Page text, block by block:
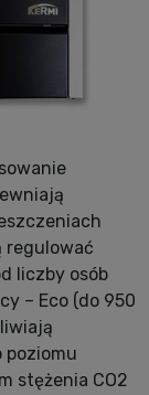
regulować
liczby osób
– Eco (do 950
poziomu
stężenia CO2